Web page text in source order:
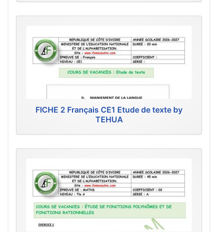
FICHE 2 Français CE1 Etude de texte by
TEHUA